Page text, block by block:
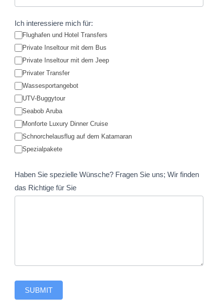
Ich interessiere mich für:
Flughafen und Hotel Transfers
Private Inseltour mit dem Bus
Private Inseltour mit dem Jeep
Privater Transfer
Wassesportangebot
UTV-Buggytour
Seabob Aruba
Monforte Luxury Dinner Cruise
Schnorchelausflug auf dem Katamaran
Spezialpakete
Haben Sie spezielle Wünsche? Fragen Sie uns; Wir finden
das Richtige für Sie
SUBMIT
a
n
,
l
e
v
e
t
h
i
s
i
e
k
.